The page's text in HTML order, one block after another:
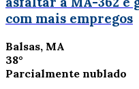
com mais empregos
Balsas, MA
38°
Parcialmente nublado